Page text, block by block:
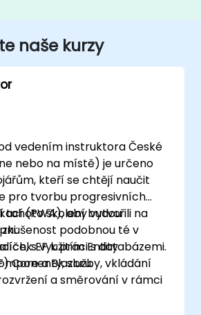
naše kurzy
vedením instruktora České
nebo na místě) je určeno
kteří se chtějí naučit
pro tvorbu progresivních
(PWA), aby vytvořili na
podobnou té v
s využitím Entity
Core a Blazoru.
tohoto školení budou
EF k práci s databázemi.
služby, vkládání
a směrování v rámci